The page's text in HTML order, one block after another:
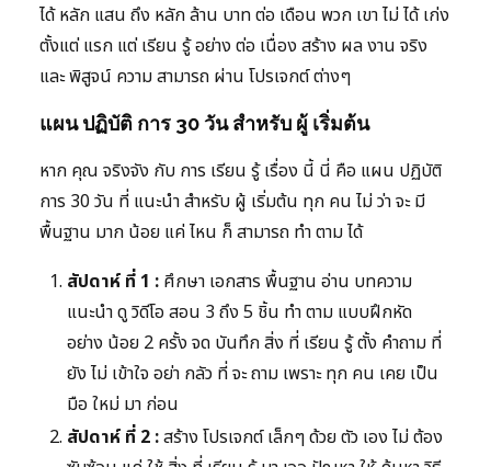
ได้ หลัก แสน ถึง หลัก ล้าน บาท ต่อ เดือน พวก เขา ไม่ ได้ เก่ง
ตั้งแต่ แรก แต่ เรียน รู้ อย่าง ต่อ เนื่อง สร้าง ผล งาน จริง
และ พิสูจน์ ความ สามารถ ผ่าน โปรเจกต์ ต่างๆ
แผน ปฏิบัติ การ 30 วัน สำหรับ ผู้ เริ่มต้น
หาก คุณ จริงจัง กับ การ เรียน รู้ เรื่อง นี้ นี่ คือ แผน ปฏิบัติ
การ 30 วัน ที่ แนะนำ สำหรับ ผู้ เริ่มต้น ทุก คน ไม่ ว่า จะ มี
พื้นฐาน มาก น้อย แค่ ไหน ก็ สามารถ ทำ ตาม ได้
สัปดาห์ ที่ 1 : ศึกษา เอกสาร พื้นฐาน อ่าน บทความ
แนะนำ ดู วิดีโอ สอน 3 ถึง 5 ชิ้น ทำ ตาม แบบฝึกหัด
อย่าง น้อย 2 ครั้ง จด บันทึก สิ่ง ที่ เรียน รู้ ตั้ง คำถาม ที่
ยัง ไม่ เข้าใจ อย่า กลัว ที่ จะ ถาม เพราะ ทุก คน เคย เป็น
มือ ใหม่ มา ก่อน
สัปดาห์ ที่ 2 :สร้าง โปรเจกต์ เล็กๆ ด้วย ตัว เอง ไม่ ต้อง